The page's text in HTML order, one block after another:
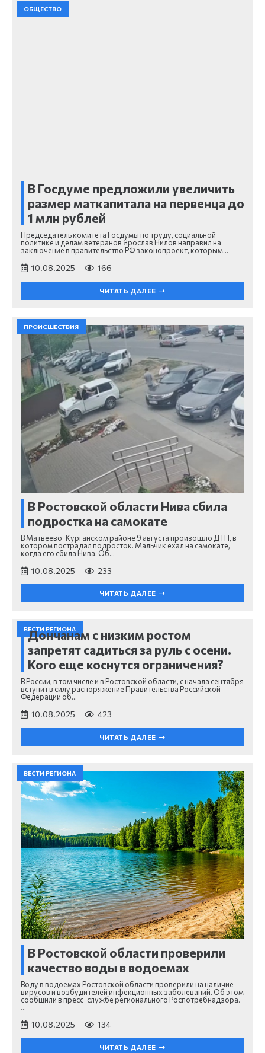
ОБЩЕСТВО
В Госдуме предложили увеличить
размер маткапитала на первенца до
1 млн рублей
Председатель комитета Госдумы по труду, социальной
политике и делам ветеранов Ярослав Нилов направил на
заключение в правительство РФ законопроект, которым…
10.08.2025 166
ЧИТАТЬ ДАЛЕЕ
ПРОИСШЕСТВИЯ
В Ростовской области Нива сбила
подростка на самокате
В Матвеево-Курганском районе 9 августа произошло ДТП, в
котором пострадал подросток. Мальчик ехал на самокате,
когда его сбила Нива. Об…
10.08.2025 233
ЧИТАТЬ ДАЛЕЕ
ВЕСТИ РЕГИОНА
Дончанам с низким ростом
запретят садиться за руль с осени.
Кого еще коснутся ограничения?
В России, в том числе и в Ростовской области, с начала сентября
вступит в силу распоряжение Правительства Российской
Федерации об…
10.08.2025 423
ЧИТАТЬ ДАЛЕЕ
ВЕСТИ РЕГИОНА
В Ростовской области проверили
качество воды в водоемах
Воду в водоемах Ростовской области проверили на наличие
вирусов и возбудителей инфекционных заболеваний. Об этом
сообщили в пресс-службе регионального Роспотребнадзора.
…
10.08.2025 134
ЧИТАТЬ ДАЛЕЕ